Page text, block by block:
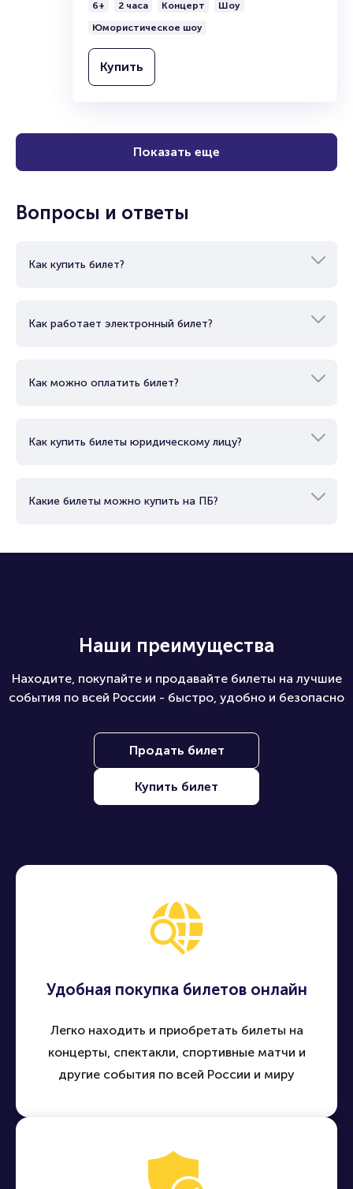
6+ 2 часа Концерт
Шоу
Юмористическое шоу
Купить
Показать еще
Вопросы и ответы
Как купить билет?
Как работает электронный билет?
Как можно оплатить билет?
Как купить билеты юридическому лицу?
Какие билеты можно купить на ПБ?
Наши преимущества
Находите, покупайте и продавайте билеты на лучшие
события по всей России - быстро, удобно и безопасно
Продать билет
Купить билет
Удобная покупка билетов онлайн
Легко находить и приобретать билеты на
концерты, спектакли, спортивные матчи и
другие события по всей России и миру